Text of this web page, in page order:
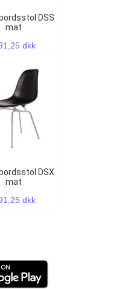
mat
dkk
mat
dkk